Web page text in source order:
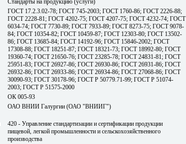
Стандарты на продукцию (услуги)
ГОСТ 17.2.3.02-78; ГОСТ 745-2003; ГОСТ 1760-86; ГОСТ 2226-88;
ГОСТ 2228-81; ГОСТ 4202-75; ГОСТ 4207-75; ГОСТ 4232-74; ГОСТ
6034-74; ГОСТ 7730-89; ГОСТ 7933-89; ГОСТ 8273-75; ГОСТ 9078-
84; ГОСТ 10354-82; ГОСТ 10459-87; ГОСТ 12303-80; ГОСТ 13502-
86; ГОСТ 13685-84; ГОСТ 14192-96; ГОСТ 15846-2002; ГОСТ
17308-88; ГОСТ 18251-87; ГОСТ 18321-73; ГОСТ 18992-80; ГОСТ
19360-74; ГОСТ 21650-76; ГОСТ 23285-78; ГОСТ 24831-81; ГОСТ
25951-83; ГОСТ 26927-86; ГОСТ 26930-86; ГОСТ 26931-86; ГОСТ
26932-86; ГОСТ 26933-86; ГОСТ 26934-86; ГОСТ 27068-86; ГОСТ
30090-93; ГОСТ 30178-96; ГОСТ Р 50779.71-99; ГОСТ Р 51074-
2003; ГОСТ Р 51575-2000
ОК 005-93
ОАО ВНИИ Галургии (ОАО "ВНИИГ")
420 - Управление стандартизации и сертификации продукции
пищевой, легкой промышленности и сельскохозяйственного
производства